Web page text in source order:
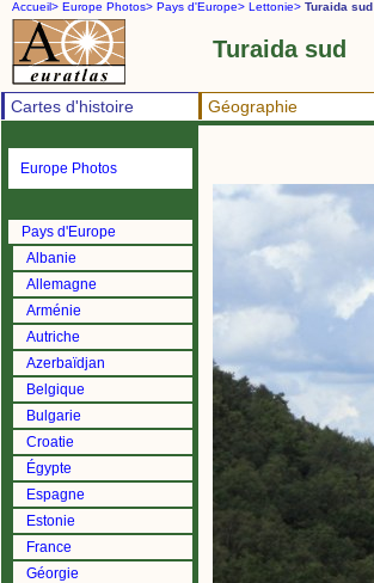
Accueil> Europe Photos> Pays d'Europe> Lettonie> Turaida sud
Turaida sud
Cartes d'histoire Géographie
Europe Photos
Pays d'Europe
Albanie
Allemagne
Arménie
Autriche
Azerbaïdjan
Belgique
Bulgarie
Croatie
Égypte
Espagne
Estonie
France
Géorgie